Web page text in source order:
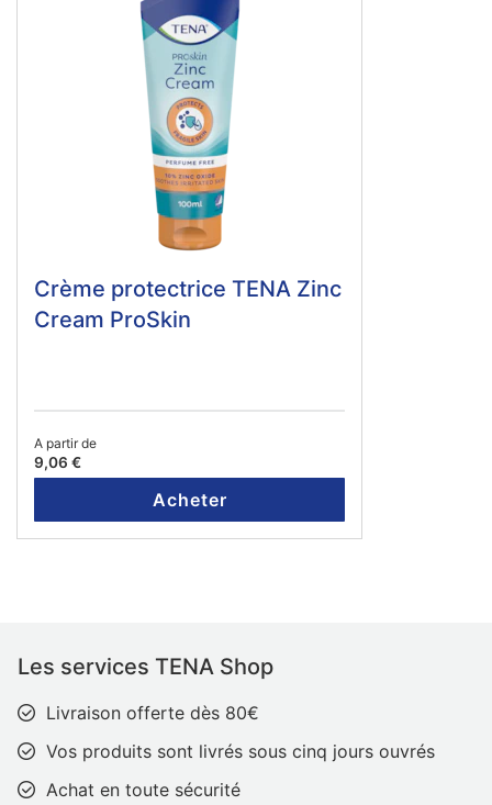
Crème protectrice TENA Zinc
Cream ProSkin
A partir de
9,06 €
Acheter
Les services TENA Shop
Livraison offerte dès 80€
Vos produits sont livrés sous cinq jours ouvrés
Achat en toute sécurité